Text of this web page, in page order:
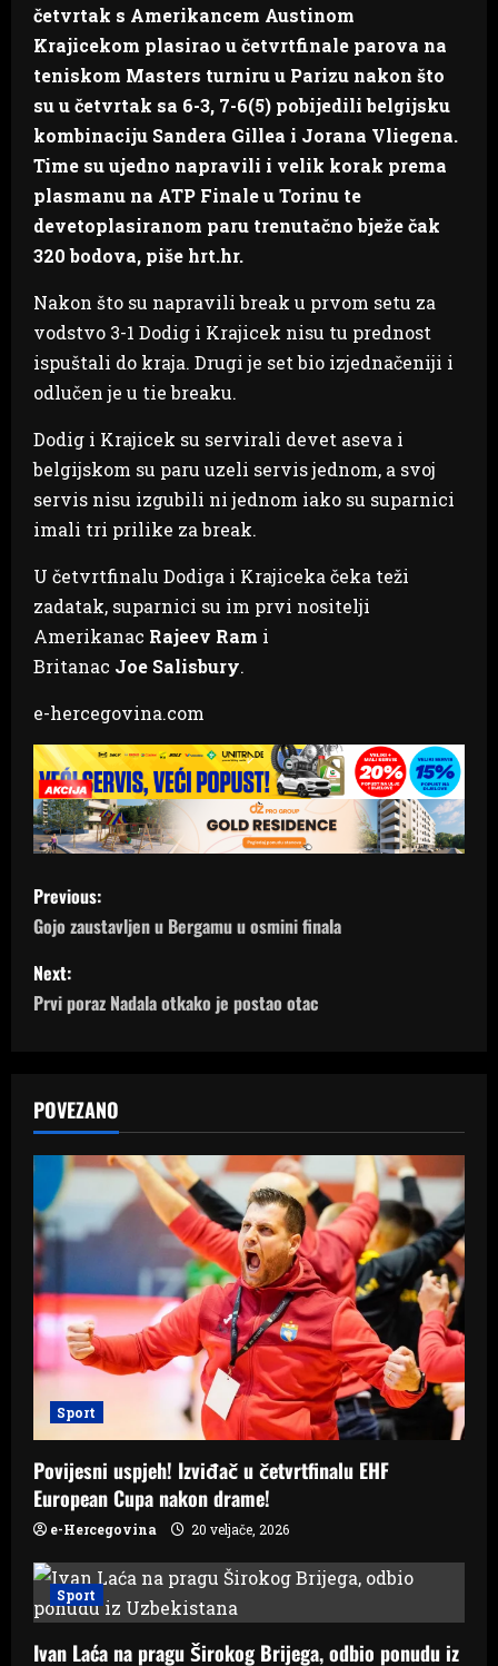
četvrtak s Amerikancem Austinom
Krajicekom plasirao u četvrtfinale parova na
teniskom Masters turniru u Parizu nakon što
su u četvrtak sa 6-3, 7-6(5) pobijedili belgijsku
kombinaciju Sandera Gillea i Jorana Vliegena.
Time su ujedno napravili i velik korak prema
plasmanu na ATP Finale u Torinu te
devetoplasiranom paru trenutačno bježe čak
320 bodova, piše hrt.hr.
Nakon što su napravili break u prvom setu za
vodstvo 3-1 Dodig i Krajicek nisu tu prednost
ispuštali do kraja. Drugi je set bio izjednačeniji i
odlučen je u tie breaku.
Dodig i Krajicek su servirali devet aseva i
belgijskom su paru uzeli servis jednom, a svoj
servis nisu izgubili ni jednom iako su suparnici
imali tri prilike za break.
U četvrtfinalu Dodiga i Krajiceka čeka teži
zadatak, suparnici su im prvi nositelji
Amerikanac Rajeev Ram i
Britanac Joe Salisbury.
e-hercegovina.com
P
o
s
t
a
v
i
g
a
t
o
n
Previous:
Gojo zaustavljen u Bergamu u osmini finala
Next:
Prvi poraz Nadala otkako je postao otac
POVEZANO
Sport
Povijesni uspjeh! Izviđač u četvrtfinalu EHF
European Cupa nakon drame!
e-Hercegovina 20 veljače, 2026
Sport
Ivan Laća na pragu Širokog Brijega, odbio ponudu iz